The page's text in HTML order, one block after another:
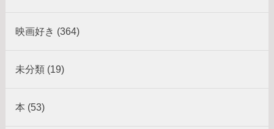
映画好き (364)
未分類 (19)
本 (53)